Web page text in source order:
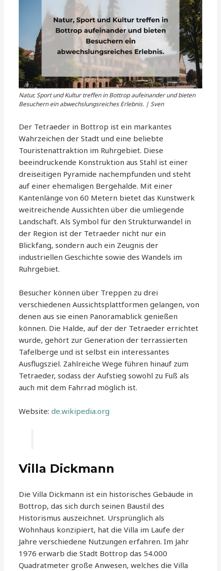
Natur, Sport und Kultur treffen in Bottrop aufeinander und bieten
Besuchern ein abwechslungsreiches Erlebnis. | Sven
Der Tetraeder in Bottrop ist ein markantes
Wahrzeichen der Stadt und eine beliebte
Touristenattraktion im Ruhrgebiet. Diese
beeindruckende Konstruktion aus Stahl ist einer
dreiseitigen Pyramide nachempfunden und steht
auf einer ehemaligen Bergehalde. Mit einer
Kantenlänge von 60 Metern bietet das Kunstwerk
weitreichende Aussichten über die umliegende
Landschaft. Als Symbol für den Strukturwandel in
der Region ist der Tetraeder nicht nur ein
Blickfang, sondern auch ein Zeugnis der
industriellen Geschichte sowie des Wandels im
Ruhrgebiet.
Besucher können über Treppen zu drei
verschiedenen Aussichtsplattformen gelangen, von
denen aus sie einen Panoramablick genießen
können. Die Halde, auf der der Tetraeder errichtet
wurde, gehört zur Generation der terrassierten
Tafelberge und ist selbst ein interessantes
Ausflugsziel. Zahlreiche Wege führen hinauf zum
Tetraeder, sodass der Aufstieg sowohl zu Fuß als
auch mit dem Fahrrad möglich ist.
Website:de.wikipedia.org
Villa Dickmann
Die Villa Dickmann ist ein historisches Gebäude in
Bottrop, das sich durch seinen Baustil des
Historismus auszeichnet. Ursprünglich als
Wohnhaus konzipiert, hat die Villa im Laufe der
Jahre verschiedene Nutzungen erfahren. Im Jahr
1976 erwarb die Stadt Bottrop das 54.000
Quadratmeter große Anwesen, welches die Villa